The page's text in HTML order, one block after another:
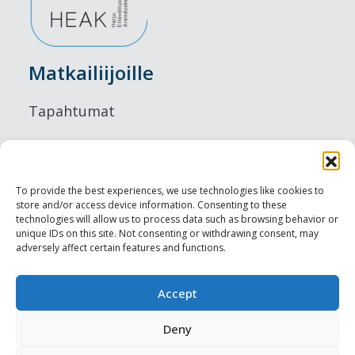
To provide the best experiences, we use technologies like cookies to
store and/or access device information. Consenting to these
technologies will allow us to process data such as browsing behavior or
unique IDs on this site. Not consenting or withdrawing consent, may
adversely affect certain features and functions.
Accept
Deny
Matkailiijoille
Tapahtumat
Ruokailu
Nähtävyydet
Visit Tallinn
Ammattilaisille
Harju-, Rapla- & Läänemaa DMO